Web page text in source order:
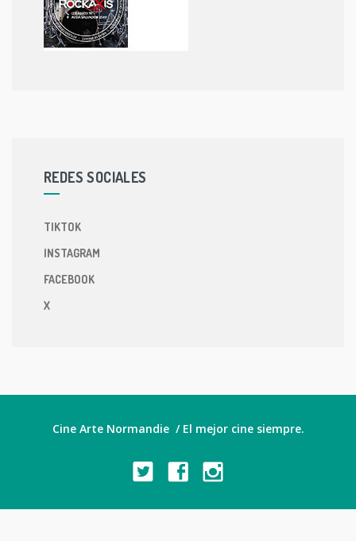
REDES SOCIALES
TIKTOK
INSTAGRAM
FACEBOOK
X
Cine Arte Normandie / El mejor cine siempre.